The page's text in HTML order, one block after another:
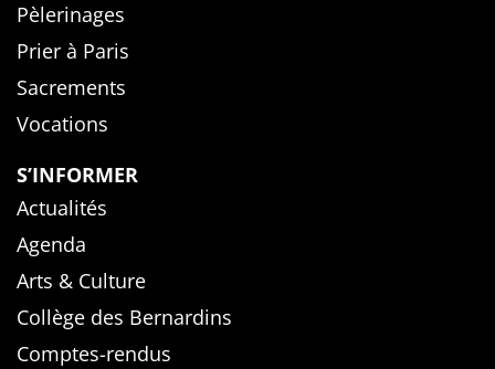
Pèlerinages
Prier à Paris
Sacrements
Vocations
S’INFORMER
Actualités
Agenda
Arts & Culture
Collège des Bernardins
Comptes-rendus